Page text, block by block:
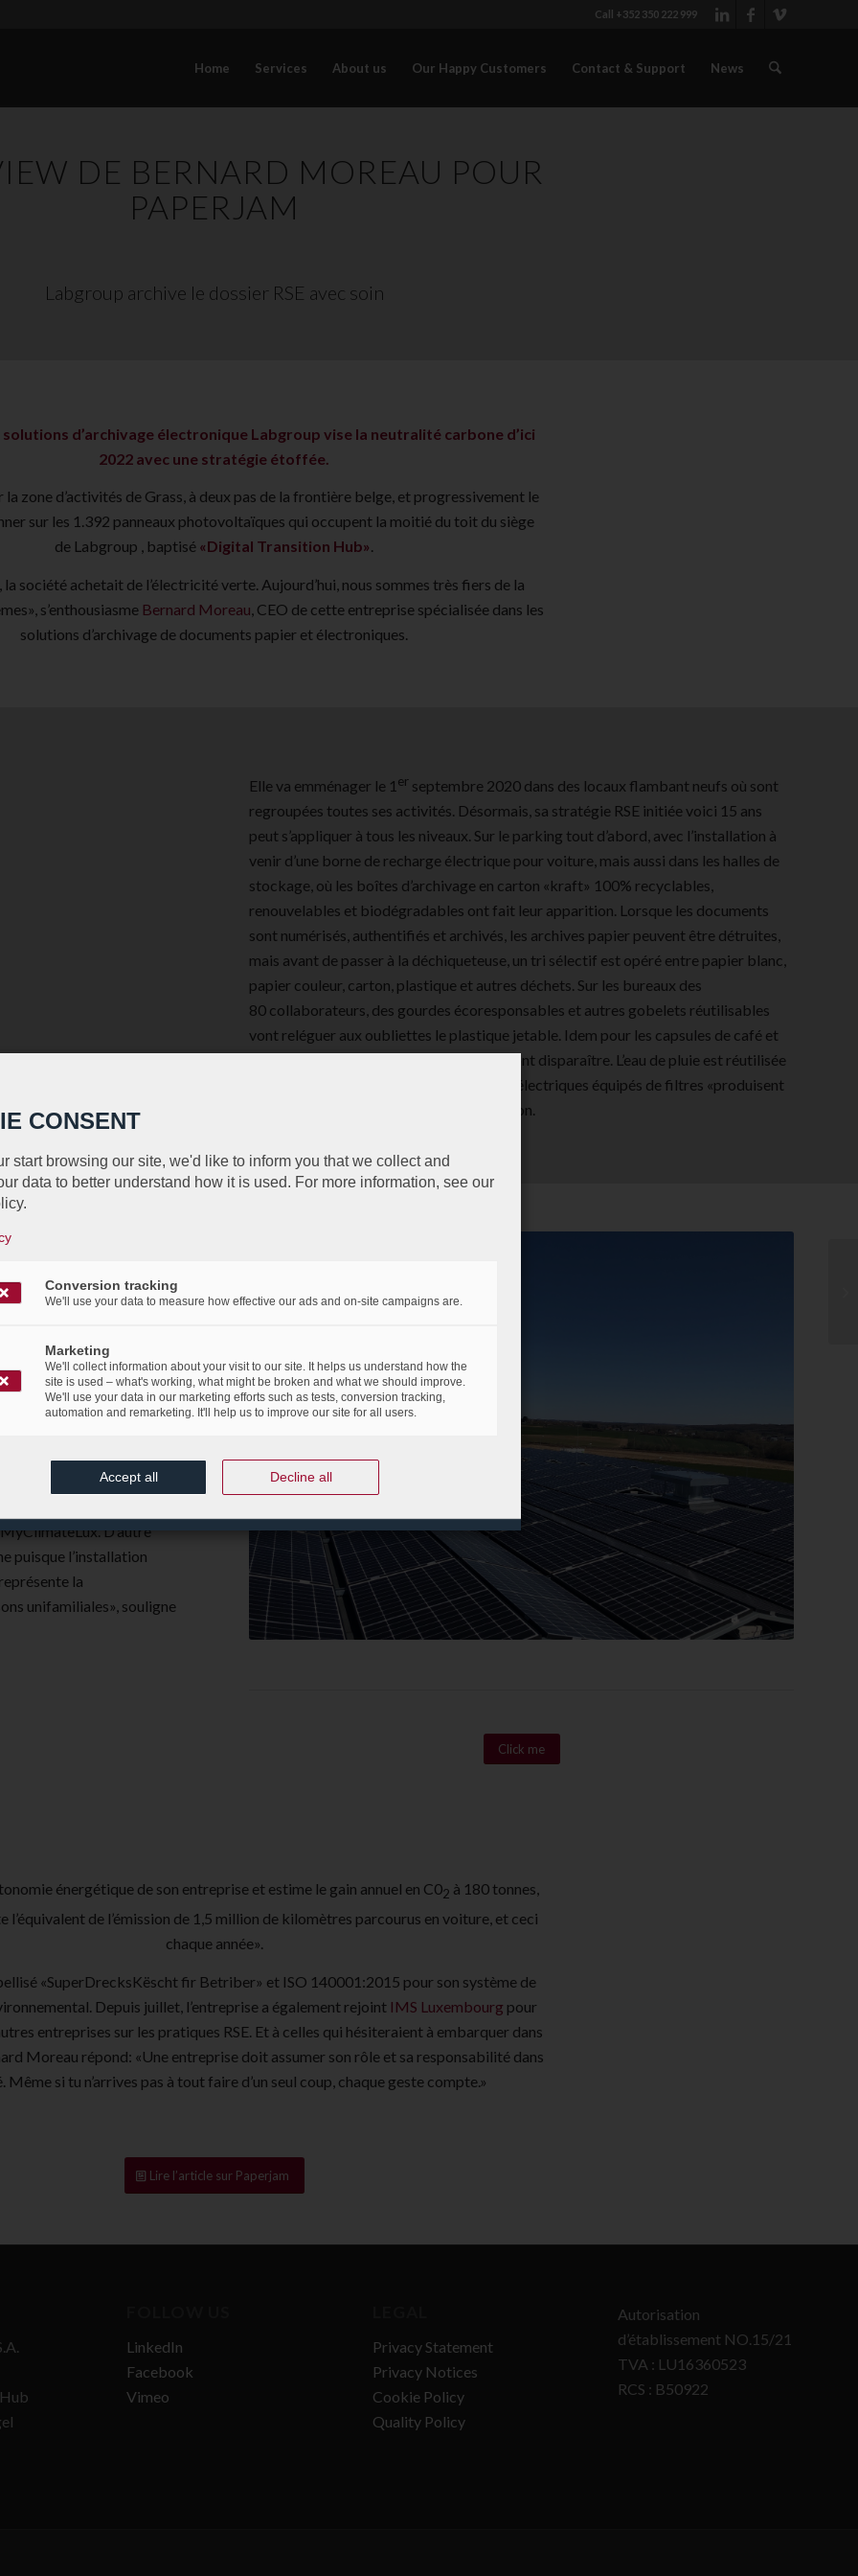
Call +352 350 222 999
Home Services About us Our Happy Customers Contact & Support News
DE BERNARD MOREAU POUR
PAPERJAM
Labgroup archive le dossier RSE avec soin
solutions d’archivage électronique Labgroup vise la neutralité carbone d’ici
2022 avec une stratégie étoffée.
la zone d’activités de Grass, à deux pas de la frontière belge, et progressivement le
sur les 1.392 panneaux photovoltaïques qui occupent la moitié du toit du siège
de Labgroup , baptisé «Digital Transition Hub».
la société achetait de l’électricité verte. Aujourd’hui, nous sommes très fiers de la
s’enthousiasme Bernard Moreau , CEO de cette entreprise spécialisée dans les
solutions d’archivage de documents papier et électroniques.
Elle va emménager le 1 er septembre 2020 dans des locaux flambant neufs où sont
regroupées toutes ses activités. Désormais, sa stratégie RSE initiée voici 15 ans
peut s’appliquer à tous les niveaux. Sur le parking tout d’abord, avec l’installation à
venir d’une borne de recharge électrique pour voiture, mais aussi dans les halles de
stockage, où les boîtes d’archivage en carton «kraft» 100% recyclables,
renouvelables et biodégradables ont fait leur apparition. Lorsque les documents
sont numérisés, authentifiés et archivés, les archives papier peuvent être détruites,
mais avant de passer à la déchiqueteuse, un tri sélectif est opéré entre papier blanc,
papier couleur, carton, plastique et autres déchets. Sur les bureaux des
80 collaborateurs, des gourdes écoresponsables et autres gobelets réutilisables
vont reléguer aux oubliettes le plastique jetable. Idem pour les capsules de café et
autres serviettes en papier jetables, qui vont disparaître. L’eau de pluie est réutilisée
pour les toilettes tandis que des robinets électriques équipés de filtres «produisent
une eau pure et potable», assure la direction.
et la moins
à Grass, l’aspect
le CEO.
en place du jour au
évaluation constantes
émissions de carbone
carbone d’ici 2022
de CO
D’autre
puisque l’installation
la
unifamiliales», souligne
Click me
énergétique de son entreprise et estime le gain annuel en C02 à 180 tonnes,
l’équivalent de l’émission de 1,5 million de kilomètres parcourus en voiture, et ceci
chaque année».
«SuperDrecksKëscht fir Betriber» et ISO 140001:2015 pour son système de
Depuis juillet, l’entreprise a également rejoint IMS Luxembourg pour
entreprises sur les pratiques RSE. Et à celles qui hésiteraient à embarquer dans
Moreau répond: «Une entreprise doit assumer son rôle et sa responsabilité dans
Même si tu n’arrives pas à tout faire d’un seul coup, chaque geste compte.»
Lire l’article sur Paperjam
LinkedIn
Facebook
Vimeo
Privacy Statement
Privacy Notices
Cookie Policy
Quality Policy
Autorisation
d’établissement NO.15/21
TVA : LU16360523
RCS : B50922
CONSENT
start browsing our site, we'd like to inform you that we collect and
data to better understand how it is used. For more information, see our
Conversion tracking
We'll use your data to measure how effective our ads and on-site campaigns are.
Marketing
We'll collect information about your visit to our site. It helps us understand how the
site is used – what's working, what might be broken and what we should improve.
We'll use your data in our marketing efforts such as tests, conversion tracking,
automation and remarketing. It'll help us to improve our site for all users.
Accept all Decline all